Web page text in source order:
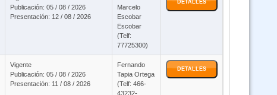
Publicación: 05 / 08 / 2026
Presentación: 12 / 08 / 2026
Marcelo
Escobar
Escobar
(Telf:
77725300)
DETALLES
Vigente
Publicación: 05 / 08 / 2026
Presentación: 11 / 08 / 2026
Fernando
Tapia Ortega
(Telf: 466-
43232-
DETALLES